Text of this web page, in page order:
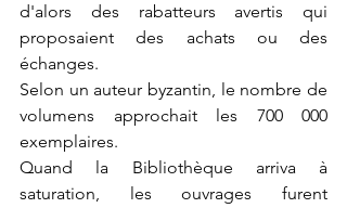
d'alors des rabatteurs avertis qui
proposaient des achats ou des
échanges.
Selon un auteur byzantin, le nombre de
volumens approchait les 700 000
exemplaires.
Quand la Bibliothèque arriva à
saturation, les ouvrages furent